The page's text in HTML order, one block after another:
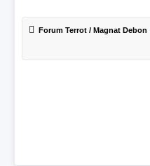
Forum Terrot / Magnat Debon